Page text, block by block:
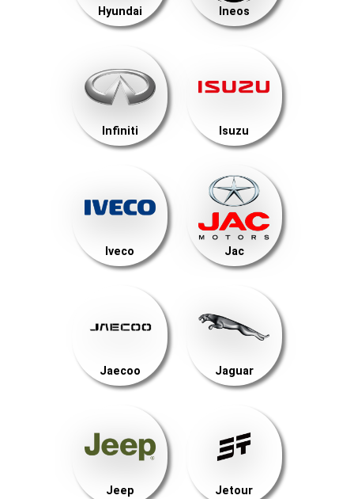
Hyundai Ineos
Infiniti Isuzu
Iveco Jac
Jaecoo Jaguar
Jeep Jetour